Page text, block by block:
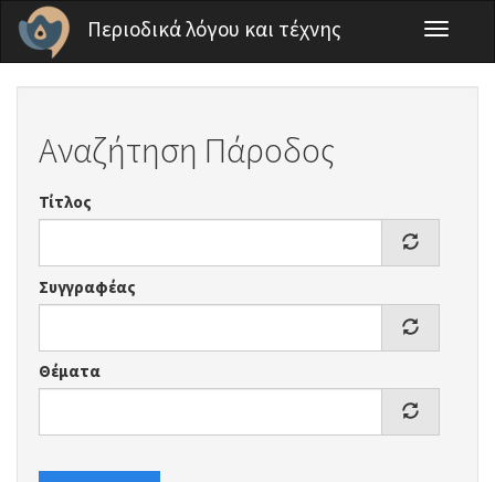
Παράκαμψη προς το κυρίως περιεχόμενο
Περιοδικά λόγου και τέχνης
Toggle
Αναζήτηση Πάροδος
Τίτλος
Συγγραφέας
Θέματα